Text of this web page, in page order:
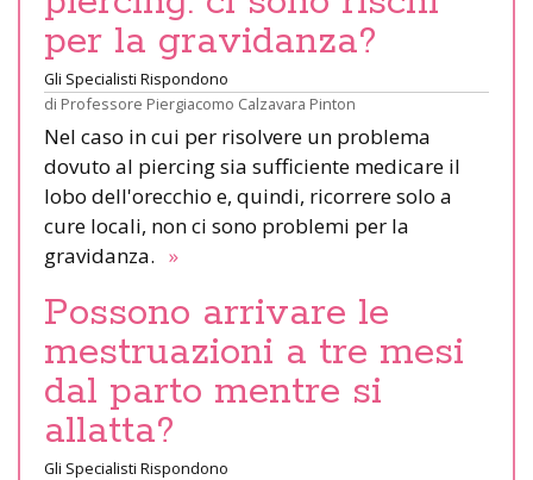
per la gravidanza?
Gli Specialisti Rispondono
di Professore Piergiacomo Calzavara Pinton
Nel caso in cui per risolvere un problema
dovuto al piercing sia sufficiente medicare il
lobo dell'orecchio e, quindi, ricorrere solo a
cure locali, non ci sono problemi per la
gravidanza. »
Possono arrivare le
mestruazioni a tre mesi
dal parto mentre si
allatta?
Gli Specialisti Rispondono